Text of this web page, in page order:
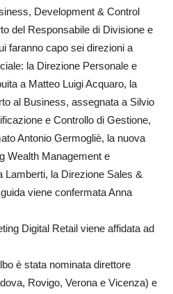
Development & Control
del Responsabile di Divisione e
faranno capo sei direzioni a
la Direzione Personale e
a Matteo Luigi Acquaro, la
al Business, assegnata a Silvio
e Controllo di Gestione,
Antonio Germogliè, la nuova
Wealth Management e
Lamberti, la Direzione Sales &
viene confermata Anna
Digital Retail viene affidata ad
è stata nominata direttore
Rovigo, Verona e Vicenza) e